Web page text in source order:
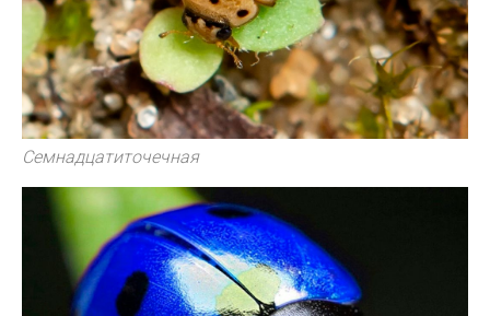
Семнадцатиточечная